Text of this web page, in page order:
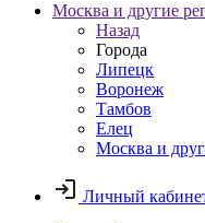
Москва и другие
Назад
Города
Липецк
Воронеж
Тамбов
Елец
Москва и
Личный